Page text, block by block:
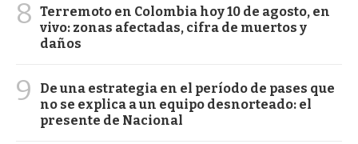
8 Terremoto en Colombia hoy 10 de agosto, en
vivo: zonas afectadas, cifra de muertos y
daños
9
De una estrategia en el período de pases que
no se explica a un equipo desnorteado: el
presente de Nacional